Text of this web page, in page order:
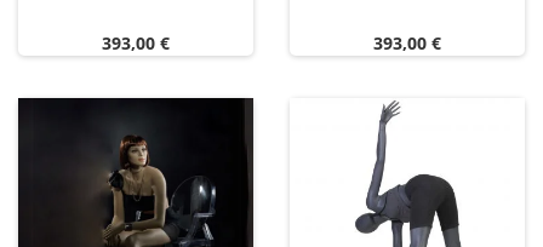
Prezzo
393,00 € Prezzo
393,00 €